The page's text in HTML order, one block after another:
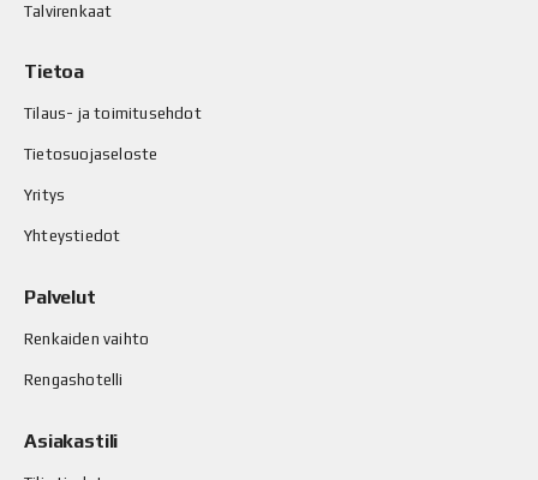
Talvirenkaat
Tietoa
Tilaus- ja toimitusehdot
Tietosuojaseloste
Yritys
Yhteystiedot
Palvelut
Renkaiden vaihto
Rengashotelli
Asiakastili